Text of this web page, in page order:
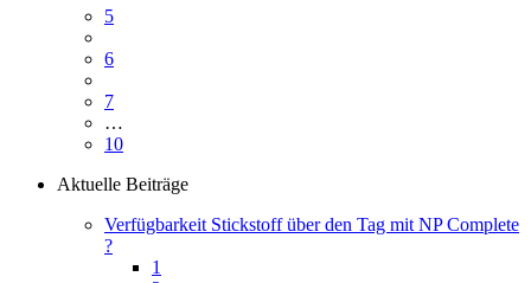
5
6
7
…
10
Aktuelle Beiträge
Verfügbarkeit Stickstoff über den Tag mit NP Complete
?
1